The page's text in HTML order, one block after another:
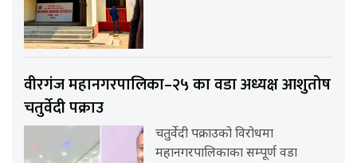
वीरगंज महानगरपालिका–२५ का वडा अध्यक्ष आशुतोष
चतुर्वेदी पक्राउ
चतुर्वेदी पक्राउको विरोधमा
महानगरपालिकाका सम्पूर्ण वडा